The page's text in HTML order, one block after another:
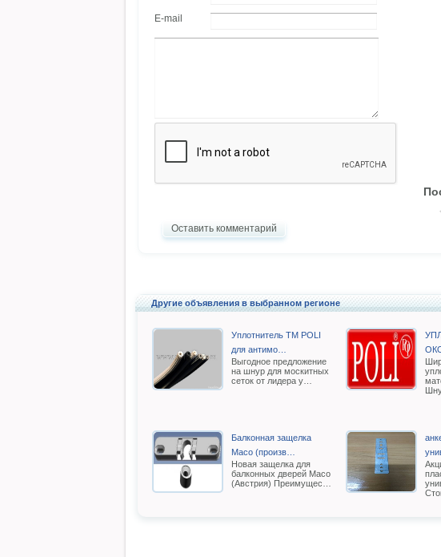
E-mail
Оставить комментарий
Другие объявления в выбранном регионе
Уплотнитель TM POLI
для антимо…
Выгодное предложение
на шнур для москитных
сеток от лидера у…
Балконная защелка
Масо (произв…
Новая защелка для
балконных дверей Масо
(Австрия) Преимущес…